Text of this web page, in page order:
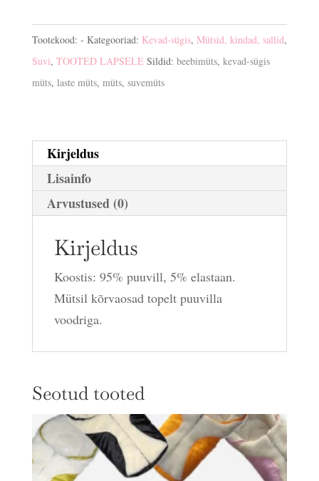
Tootekood: - Kategooriad: Kevad-sügis, Mütsid, kindad, sallid,
Suvi, TOOTED LAPSELE Sildid: beebimüts, kevad-sügis
müts, laste müts, müts, suvemüts
Kirjeldus
Lisainfo
Arvustused (0)
Kirjeldus
Koostis: 95% puuvill, 5% elastaan.
Mütsil kõrvaosad topelt puuvilla
voodriga.
Seotud tooted